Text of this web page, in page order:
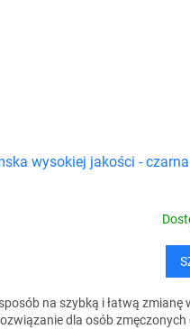
wysokiej jakości -
na szybką i łatwą zmianę
dla osób zmęczonych